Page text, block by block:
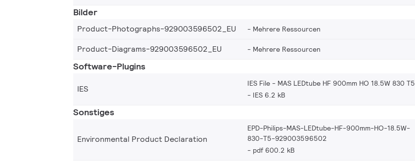
Bilder
Product-Photographs-929003596502_EU Mehrere Ressourcen
Product-Diagrams-929003596502_EU
Mehrere Ressourcen
Software-Plugins
IES
IES File - MAS LEDtube HF 900mm HO 18.5W 830 T5
IES 6.2 kB
Sonstiges
Environmental Product Declaration
EPD-Philips-MAS-LEDtube-HF-900mm-HO-18.5W-
830-T5-929003596502
pdf 600.2 kB